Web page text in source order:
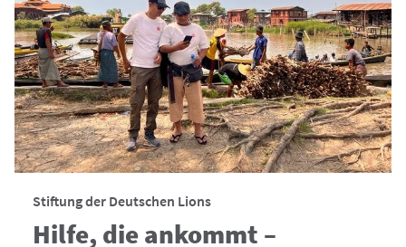
Stiftung der Deutschen Lions
Hilfe, die ankommt –